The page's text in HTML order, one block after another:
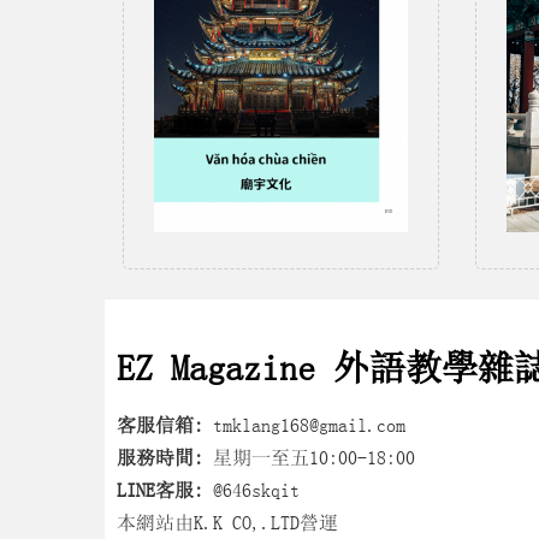
EZ Magazine 外語教學雜
客服信箱: tmklang168@gmail.com
服務時間: 星期一至五10:00-18:00
LINE客服: @646skqit
本網站由K.K CO,.LTD營運